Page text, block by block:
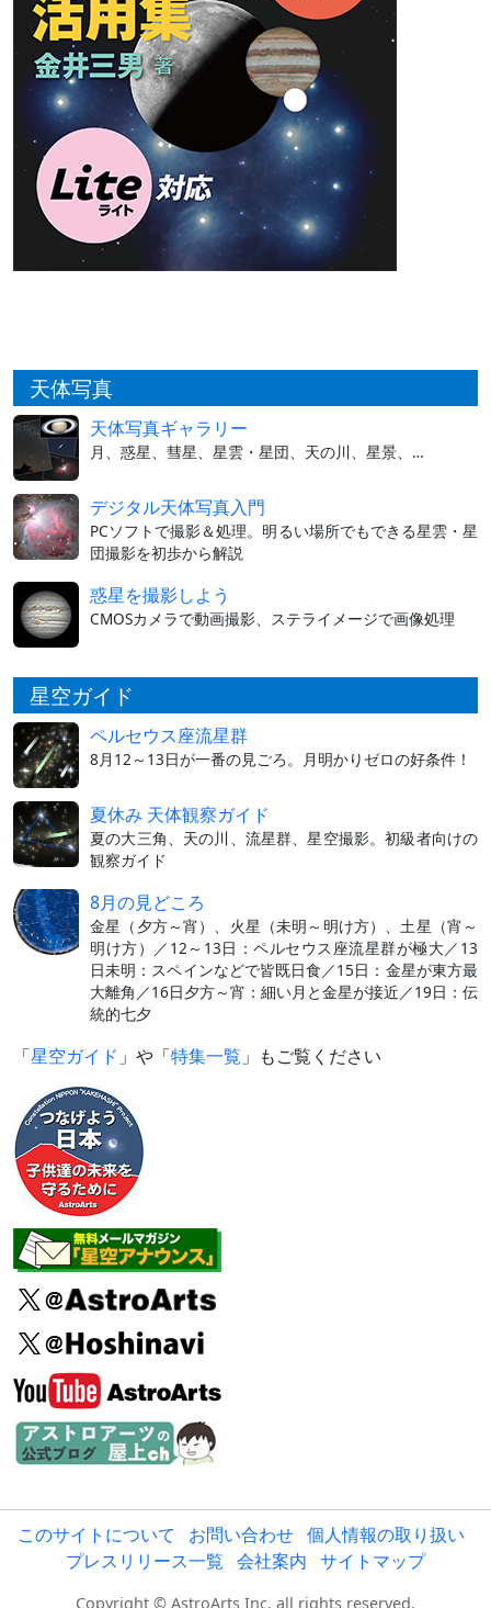
天体写真
天体写真ギャラリー
月、惑星、彗星、星雲・星団、天の川、星景、…
デジタル天体写真入門
PCソフトで撮影＆処理。明るい場所でもできる星雲・星
団撮影を初歩から解説
惑星を撮影しよう
CMOSカメラで動画撮影、ステライメージで画像処理
星空ガイド
ペルセウス座流星群
8月12～13日が一番の見ごろ。月明かりゼロの好条件！
夏休み 天体観察ガイド
夏の大三角、天の川、流星群、星空撮影。初級者向けの
観察ガイド
8月の見どころ
金星（夕方～宵）、火星（未明～明け方）、土星（宵～
明け方）／12～13日：ペルセウス座流星群が極大／13
日未明：スペインなどで皆既日食／15日：金星が東方最
大離角／16日夕方～宵：細い月と金星が接近／19日：伝
統的七夕
「星空ガイド 」や「特集一覧 」もご覧ください
このサイトについて お問い合わせ 個人情報の取り扱い
プレスリリース一覧 会社案内 サイトマップ
Copyright © AstroArts Inc. all rights reserved.